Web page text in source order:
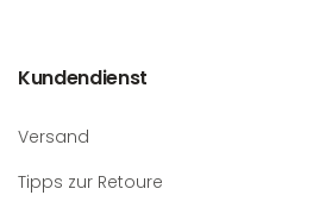
Kundendienst
Versand
Tipps zur Retoure